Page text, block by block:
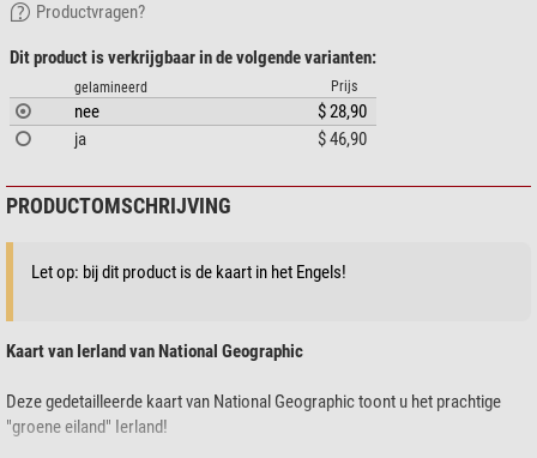
Productvragen?
Dit product is verkrijgbaar in de volgende varianten:
gelamineerd Prijs
nee
$ 28,90
ja
$ 46,90
PRODUCTOMSCHRIJVING
Let op: bij dit product is de kaart in het Engels!
Kaart van Ierland van National Geographic
Deze gedetailleerde kaart van National Geographic toont u het prachtige
"groene eiland" Ierland!